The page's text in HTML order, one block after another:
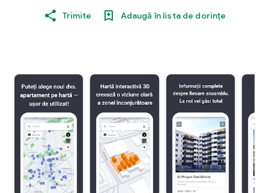
Trimite Adaugă în lista de dorințe